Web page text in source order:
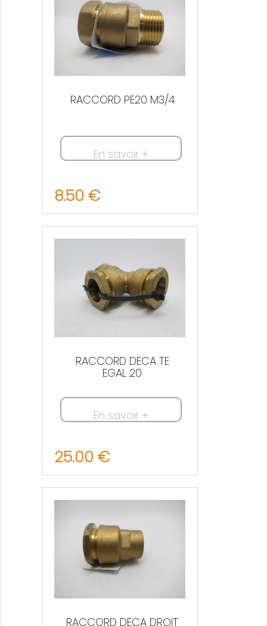
RACCORD PE20 M3/4
En savoir +
8.50 €
Nous contacter
RACCORD DECA TE
EGAL 20
En savoir +
25.00 €
Nous contacter
RACCORD DECA DROIT